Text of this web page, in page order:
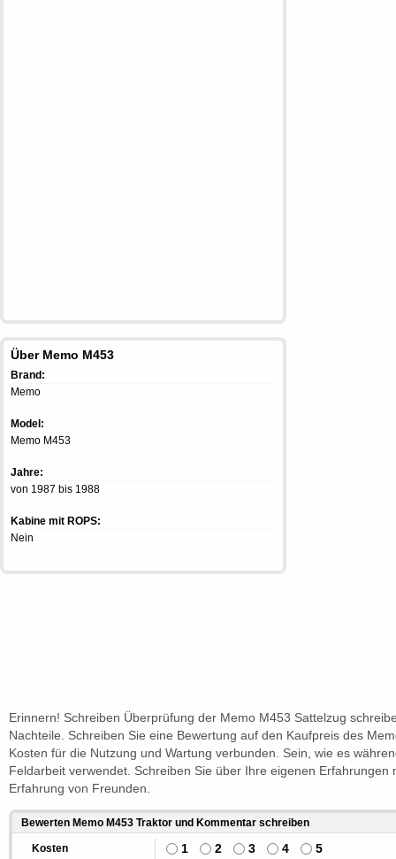
Über Memo M453
Brand:
Memo
Model:
Memo M453
Jahre:
von 1987 bis 1988
Kabine mit ROPS:
Nein
Erinnern! Schreiben Überprüfung der Memo M453 Sattelzug
Nachteile. Schreiben Sie eine Bewertung auf den Kaufpreis des
Kosten für die Nutzung und Wartung verbunden. Sein, wie es
Feldarbeit verwendet. Schreiben Sie über Ihre eigenen Erfahrungen
Erfahrung von Freunden.
Bewerten Memo M453 Traktor und Kommentar schreiben
Kosten 1 2 3 4 5